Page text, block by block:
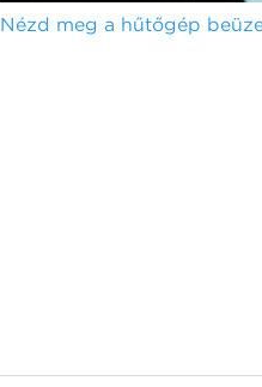
Nézd meg a hűtőgép